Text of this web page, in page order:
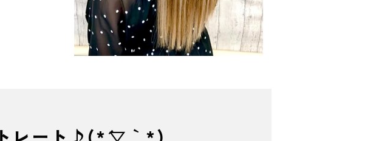
レート♪(*´▽｀*)